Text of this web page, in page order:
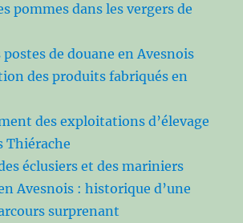
pommes dans les vergers de
postes de douane en Avesnois
des produits fabriqués en
des exploitations d’élevage
Thiérache
éclusiers et des mariniers
Avesnois : historique d’une
surprenant